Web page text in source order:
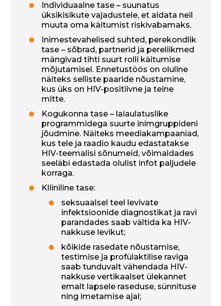
Individuaalne tase – suunatus
üksikisikute vajadustele, et aidata neil
muuta oma käitumist riskivabamaks.
Inimestevahelised suhted, perekondlik
tase – sõbrad, partnerid ja pereliikmed
mängivad tihti suurt rolli käitumise
mõjutamisel. Ennetustöös on oluline
näiteks selliste paaride nõustamine,
kus üks on HIV-positiivne ja teine
mitte.
Kogukonna tase – laiaulatuslike
programmidega suurte inimgruppideni
jõudmine. Näiteks meediakampaaniad,
kus tele ja raadio kaudu edastatakse
HIV-teemalisi sõnumeid, võimaldades
seeläbi edastada olulist infot paljudele
korraga.
Kliiniline tase:
seksuaalsel teel levivate
infektsioonide diagnostikat ja ravi
parandades saab vältida ka HIV-
nakkuse levikut;
kõikide rasedate nõustamise,
testimise ja profülaktilise raviga
saab tunduvalt vähendada HIV-
nakkuse vertikaalset ülekannet
emalt lapsele raseduse, sünnituse
ning imetamise ajal;